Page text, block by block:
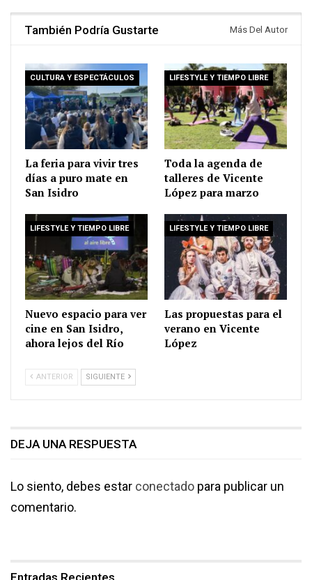
También Podría Gustarte Más Del Autor
CULTURA Y ESPECTÁCULOS
La feria para vivir tres
días a puro mate en
San Isidro
LIFESTYLE Y TIEMPO LIBRE
Toda la agenda de
talleres de Vicente
López para marzo
LIFESTYLE Y TIEMPO LIBRE
Nuevo espacio para ver
cine en San Isidro,
ahora lejos del Río
LIFESTYLE Y TIEMPO LIBRE
Las propuestas para el
verano en Vicente
López
ANTERIOR SIGUIENTE
DEJA UNA RESPUESTA
Lo siento, debes estar conectado para publicar un
comentario.